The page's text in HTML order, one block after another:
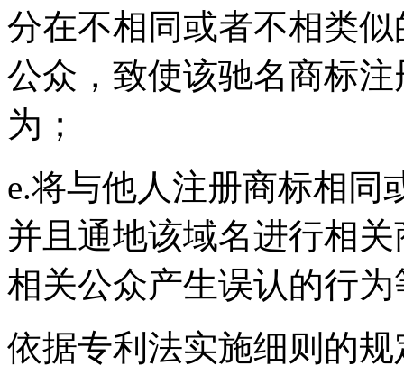
分在不相同或者不相类
公众，致使该驰名商标
为；
e.将与他人注册商标相同
并且通地该域名进行相
相关公众产生误认的
依据专利法实施细则的